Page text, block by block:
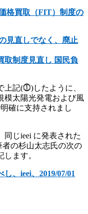
格買取（FIT）制度の
見直しでなく、廃止
取制度見直し 国民負
上記(⓵)したように、
模太陽光発電および風
確に支持されまし
同じieei に発表された
の杉山太志氏の次の
ます。
、ieei、2019/07/01